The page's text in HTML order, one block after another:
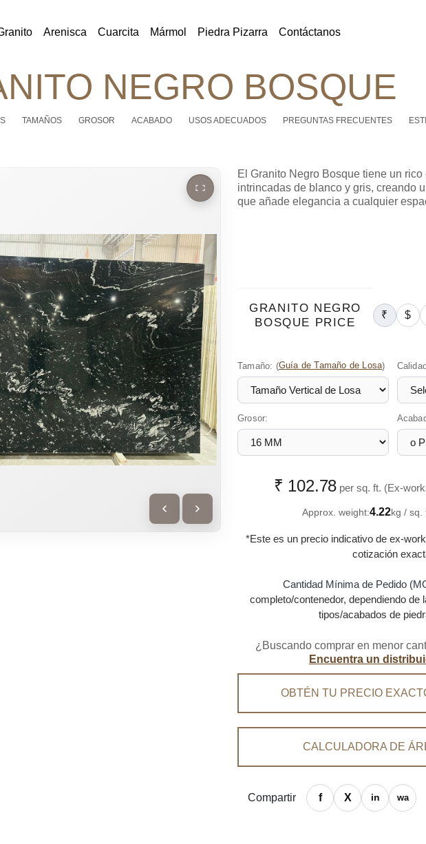
Arenisca Cuarcita Mármol Piedra Pizarra Contáctanos
NEGRO BOSQUE
TAMAÑOS GROSOR ACABADO USOS ADECUADOS PREGUNTAS FRECUENTES
El Granito Negro Bosque tiene un
intrincadas de blanco y gris, creando
que añade elegancia a cualquier
GRANITO NEGRO
BOSQUE PRICE
₹ $
Tamaño: (Guía de Tamaño de Losa)
Grosor:
₹ 102.78 per sq. ft. (Ex-
Approx. weight:4.22kg / sq.
*Este es un precio indicativo de ex-
cotización
Cantidad Mínima de Pedido
completo/contenedor, dependiendo de
tipos/acabados de
¿Buscando comprar en menor
Encuentra un
OBTÉN TU PRECIO
CALCULADORA DE
Compartir